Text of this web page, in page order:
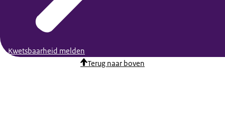
Kwetsbaarheid melden
Terug naar boven